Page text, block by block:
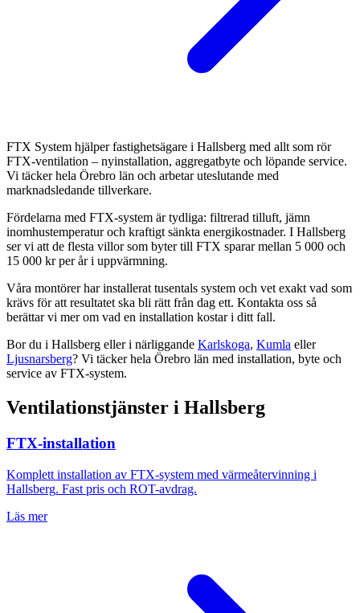
FTX System hjälper fastighetsägare i Hallsberg med allt som rör
FTX-ventilation – nyinstallation, aggregatbyte och löpande service.
Vi täcker hela Örebro län och arbetar uteslutande med
marknadsledande tillverkare.
Fördelarna med FTX-system är tydliga: filtrerad tilluft, jämn
inomhustemperatur och kraftigt sänkta energikostnader. I Hallsberg
ser vi att de flesta villor som byter till FTX sparar mellan 5 000 och
15 000 kr per år i uppvärmning.
Våra montörer har installerat tusentals system och vet exakt vad som
krävs för att resultatet ska bli rätt från dag ett. Kontakta oss så
berättar vi mer om vad en installation kostar i ditt fall.
Bor du i Hallsberg eller i närliggande Karlskoga, Kumla eller
Ljusnarsberg? Vi täcker hela Örebro län med installation, byte och
service av FTX-system.
Ventilationstjänster i Hallsberg
FTX-installation
Komplett installation av FTX-system med värmeåtervinning i
Hallsberg. Fast pris och ROT-avdrag.
Läs mer